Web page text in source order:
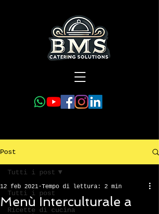
Post
Tutti i post
Ricette di cucina
Tutti i post
Menù Interculturale a
12 feb 2021 Tempo di lettura: 2 min